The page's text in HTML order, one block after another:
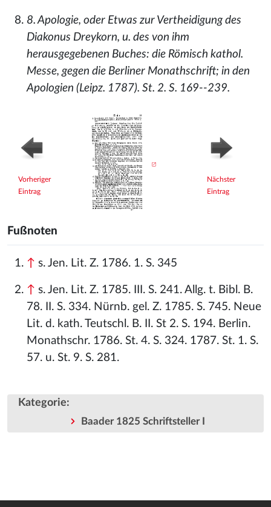
8. Apologie, oder Etwas zur Vertheidigung des
Diakonus Dreykorn, u. des von ihm
herausgegebenen Buches: die Römisch kathol.
Messe, gegen die Berliner Monathschrift; in den
Apologien (Leipz. 1787). St. 2. S. 169--239.
Vorheriger
Eintrag
Nächster
Eintrag
Fußnoten
↑ s. Jen. Lit. Z. 1786. 1. S. 345
↑ s. Jen. Lit. Z. 1785. III. S. 241. Allg. t. Bibl. B.
78. II. S. 334. Nürnb. gel. Z. 1785. S. 745. Neue
Lit. d. kath. Teutschl. B. II. St 2. S. 194. Berlin.
Monathschr. 1786. St. 4. S. 324. 1787. St. 1. S.
57. u. St. 9. S. 281.
Kategorie:
Baader 1825 Schriftsteller I